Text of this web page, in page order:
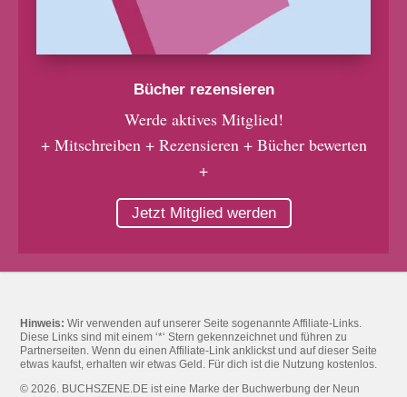
Bücher rezensieren
Werde aktives Mitglied!
+ Mitschreiben + Rezensieren + Bücher bewerten
+
Jetzt Mitglied werden
Hinweis: Wir verwenden auf unserer Seite sogenannte Affiliate-Links.
Diese Links sind mit einem ‘*‘ Stern gekennzeichnet und führen zu
Partnerseiten. Wenn du einen Affiliate-Link anklickst und auf dieser Seite
etwas kaufst, erhalten wir etwas Geld. Für dich ist die Nutzung kostenlos.
© 2026. BUCHSZENE.DE ist eine Marke der Buchwerbung der Neun